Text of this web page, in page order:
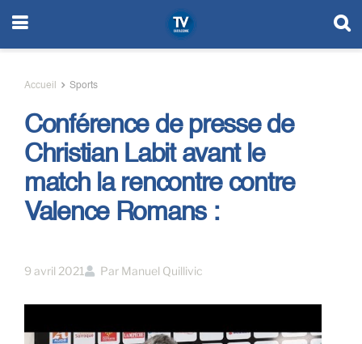
Accueil Sports
Conférence de presse de
Christian Labit avant le
match la rencontre contre
Valence Romans :
9 avril 2021 Par Manuel Quillivic